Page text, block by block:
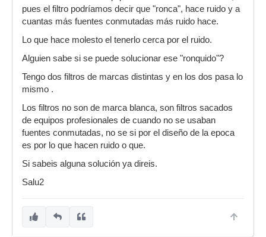
pues el filtro podríamos decir que "ronca", hace ruido y a
cuantas más fuentes conmutadas más ruido hace.
Lo que hace molesto el tenerlo cerca por el ruido.
Alguien sabe si se puede solucionar ese "ronquido"?
Tengo dos filtros de marcas distintas y en los dos pasa lo
mismo .
Los filtros no son de marca blanca, son filtros sacados
de equipos profesionales de cuando no se usaban
fuentes conmutadas, no se si por el diseño de la epoca
es por lo que hacen ruido o que.
Si sabeis alguna solución ya direis.
Salu2